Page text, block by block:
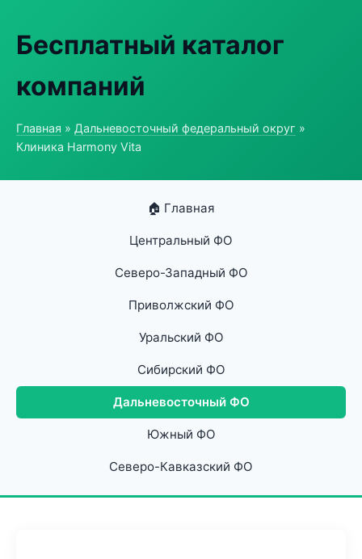
Бесплатный каталог
компаний
Главная » Дальневосточный федеральный округ »
Клиника Harmony Vita
🏠 Главная
Центральный ФО
Северо-Западный ФО
Приволжский ФО
Уральский ФО
Сибирский ФО
Дальневосточный ФО
Южный ФО
Северо-Кавказский ФО